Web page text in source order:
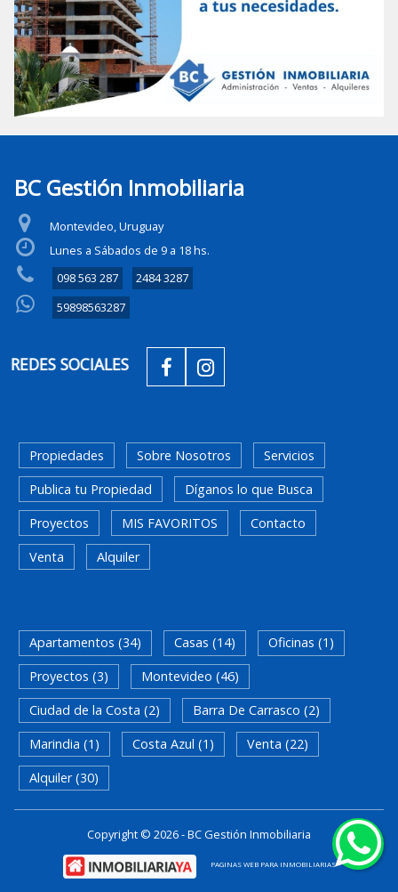
BC Gestión Inmobiliaria
Montevideo, Uruguay
Lunes a Sábados de 9 a 18 hs.
098 563 287
2484 3287
59898563287
REDES SOCIALES
Propiedades Sobre Nosotros
Servicios
Publica tu Propiedad
Díganos lo que Busca
Proyectos
MIS FAVORITOS
Contacto
Venta
Alquiler
Apartamentos (34) Casas (14)
Oficinas (1)
Proyectos (3)
Montevideo (46)
Ciudad de la Costa (2)
Barra De Carrasco (2)
Marindia (1)
Costa Azul (1)
Venta (22)
Alquiler (30)
Copyright © 2026 - BC Gestión Inmobiliaria
PAGINAS WEB PARA INMOBILIARIAS